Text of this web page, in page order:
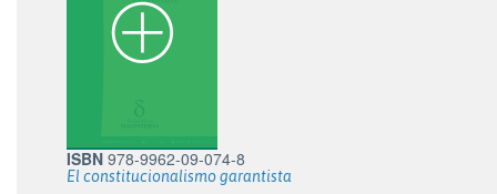
ISBN 978-9962-09-074-8
El constitucionalismo garantista